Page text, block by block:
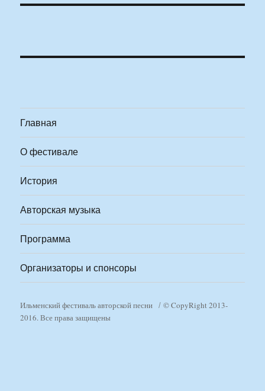
Главная
О фестивале
История
Авторская музыка
Программа
Организаторы и спонсоры
Ильменский фестиваль авторской песни
© CopyRight 2013-
2016. Все права защищены